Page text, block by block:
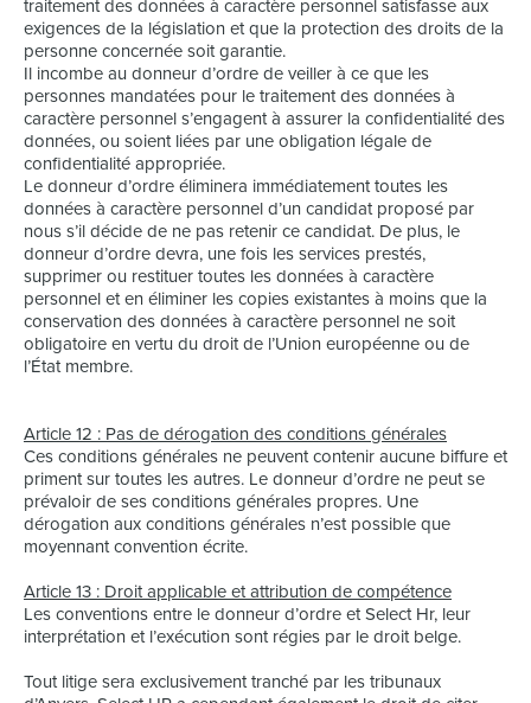
traitement des données à caractère personnel satisfasse aux
exigences de la législation et que la protection des droits de la
personne concernée soit garantie.
Il incombe au donneur d’ordre de veiller à ce que les
personnes mandatées pour le traitement des données à
caractère personnel s’engagent à assurer la confidentialité des
données, ou soient liées par une obligation légale de
confidentialité appropriée.
Le donneur d’ordre éliminera immédiatement toutes les
données à caractère personnel d’un candidat proposé par
nous s’il décide de ne pas retenir ce candidat. De plus, le
donneur d’ordre devra, une fois les services prestés,
supprimer ou restituer toutes les données à caractère
personnel et en éliminer les copies existantes à moins que la
conservation des données à caractère personnel ne soit
obligatoire en vertu du droit de l’Union européenne ou de
l’État membre.
Article 12 : Pas de dérogation des conditions générales
Ces conditions générales ne peuvent contenir aucune biffure et
priment sur toutes les autres. Le donneur d’ordre ne peut se
prévaloir de ses conditions générales propres. Une
dérogation aux conditions générales n’est possible que
moyennant convention écrite.
Article 13 : Droit applicable et attribution de compétence
Les conventions entre le donneur d’ordre et Select Hr, leur
interprétation et l’exécution sont régies par le droit belge.
Tout litige sera exclusivement tranché par les tribunaux